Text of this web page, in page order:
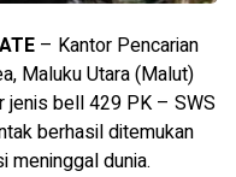
– Kantor Pencarian
Maluku Utara (Malut)
jenis bell 429 PK – SWS
berhasil ditemukan
dunia.